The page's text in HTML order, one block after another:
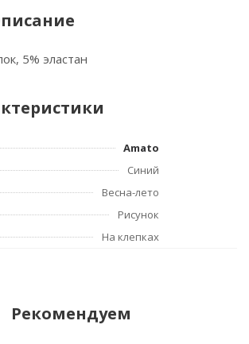
5% эластан
Amato
Синий
Весна-лето
Рисунок
На клепках
Рекомендуем